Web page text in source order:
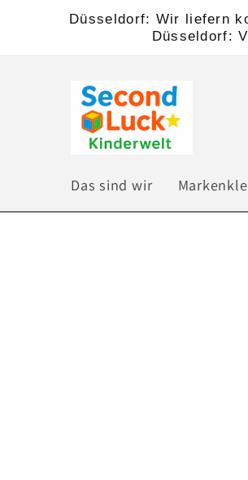
Düsseldorf: Wir liefern
Düsseldorf:
Das sind wir